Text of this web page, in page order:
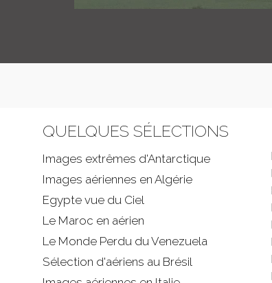
QUELQUES SÉLECTIONS
Images extrêmes d'Antarctique
Images aériennes en Algérie
Egypte vue du Ciel
Le Maroc en aérien
Le Monde Perdu du Venezuela
Sélection d'aériens au Brésil